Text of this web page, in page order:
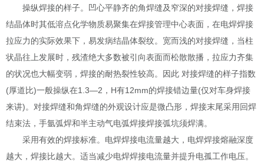
操纵焊接的样子。凹心平静齐的角焊缝及窄深的对接焊缝，焊接
结晶体时其低溶点化学物质易聚集在焊接管理中心表面，在电焊焊接
拉应力的实际效果下，易发病结晶体裂纹。宽而浅的对接焊缝，当柱
状晶往上发展时，残渣绝大多数被引向表面而松散散播，拉应力齐集
的状况也大幅变弱，焊接的耐热裂性较高。因此 对接焊缝的样子指数
(厚道比)一般操纵在1.3—2 ， H有12mm的焊接错边量(仅对车身焊接
来讲)。对接焊缝和角焊缝的外观设计应是微凸形，焊接末尾采用回焊
结束法，手氩弧焊和半主动气电弧焊接焊接弧坑须焊满。
采用有效的焊接标准。电焊焊接电流量越大，电焊焊接熔融深度
越大，焊接比越大。适当减少电焊焊接电流量并提升电孤工作电压。